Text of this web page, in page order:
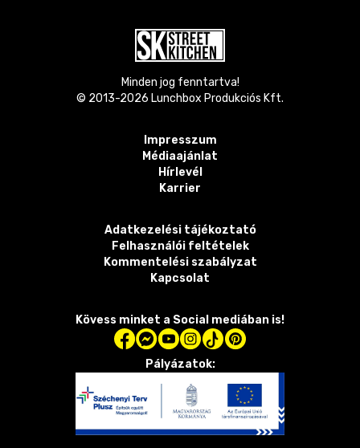
Minden jog fenntartva!
© 2013-2026 Lunchbox Produkciós Kft.
Impresszum
Médiaajánlat
Hírlevél
Karrier
Adatkezelési tájékoztató
Felhasználói feltételek
Kommentelési szabályzat
Kapcsolat
Kövess minket a Social mediában is!
Pályázatok: